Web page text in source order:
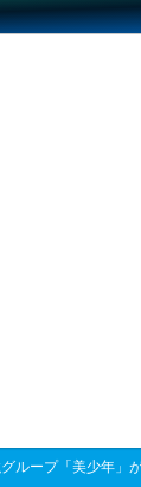
ループ「美少年」